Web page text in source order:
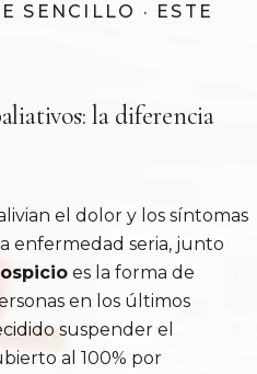
SENCILLO · ESTE
la diferencia
el dolor y los síntomas
enfermedad seria, junto
es la forma de
en los últimos
suspender el
al 100% por